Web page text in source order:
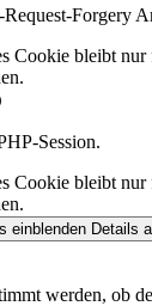
Forgery
Cookie bleibt
Session.
Cookie bleibt
einblenden Details
werden, ob